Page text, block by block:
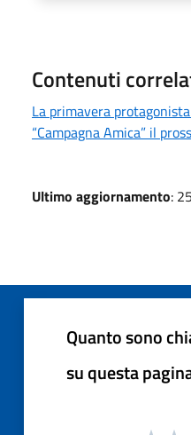
Contenuti
La primavera
“Campagna Amica” il
Ultimo aggiornamento:
Quanto sono
su questa